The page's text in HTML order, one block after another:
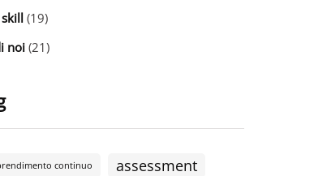
(19)
noi (21)
continuo assessment